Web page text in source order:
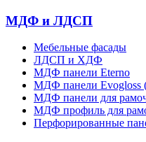
МДФ и ЛДСП
Мебельные фасады
ЛДСП и ХДФ
МДФ панели Eterno
МДФ панели Evogloss
МДФ панели для
МДФ профиль для
Перфорированные